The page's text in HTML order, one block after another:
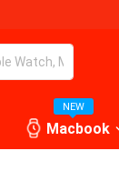
NEW
Macbook